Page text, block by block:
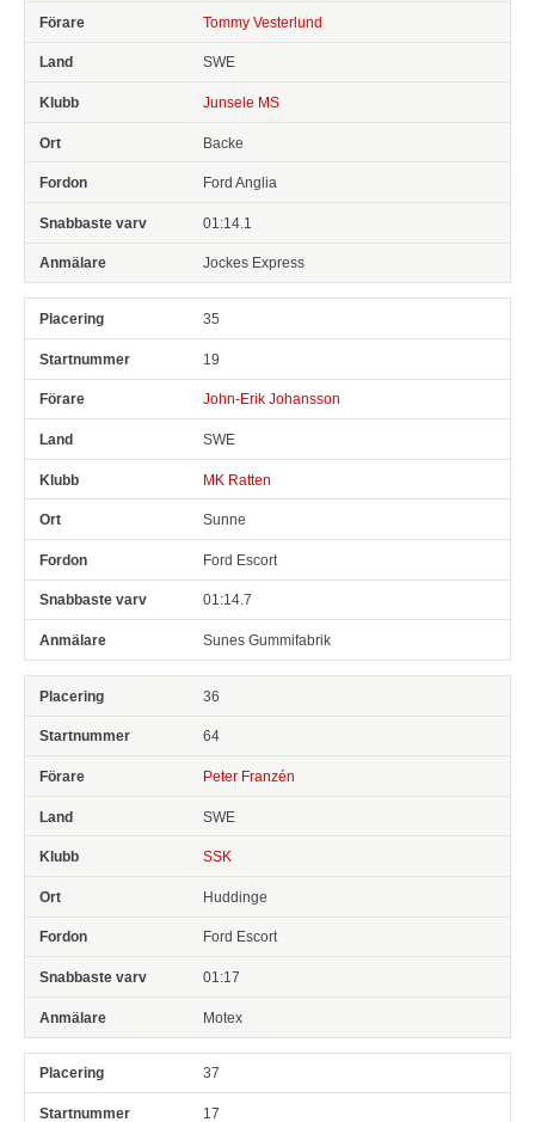
Tommy Vesterlund
SWE
Junsele MS
Backe
Ford Anglia
01:14.1
Jockes Express
35
19
John-Erik Johansson
SWE
MK Ratten
Sunne
Ford Escort
01:14.7
Sunes Gummifabrik
36
64
Peter Franzén
SWE
SSK
Huddinge
Ford Escort
01:17
Motex
37
17